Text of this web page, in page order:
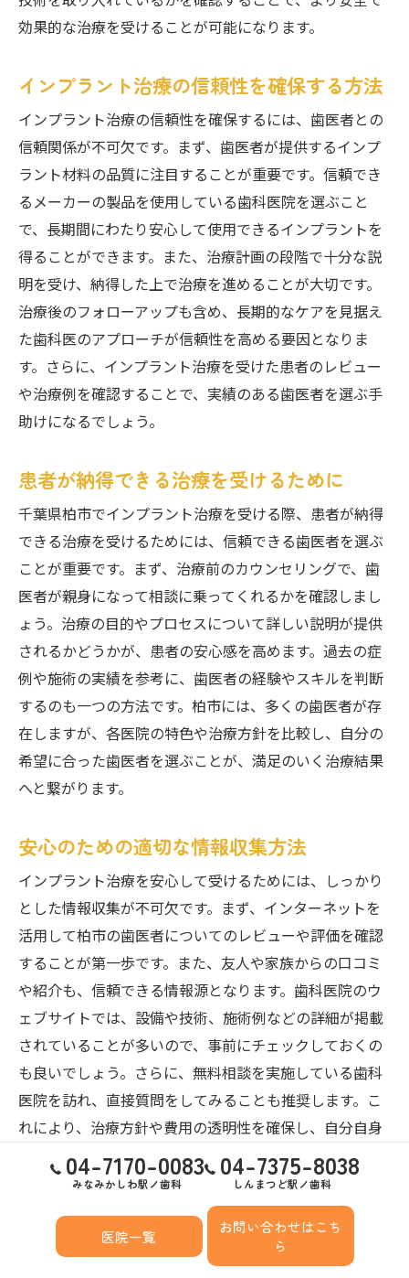
効果的な治療を受けることが可能になります。
インプラント治療の信頼性を確保する方法
インプラント治療の信頼性を確保するには、歯医者との
信頼関係が不可欠です。まず、歯医者が提供するインプ
ラント材料の品質に注目することが重要です。信頼でき
るメーカーの製品を使用している歯科医院を選ぶこと
で、長期間にわたり安心して使用できるインプラントを
得ることができます。また、治療計画の段階で十分な説
明を受け、納得した上で治療を進めることが大切です。
治療後のフォローアップも含め、長期的なケアを見据え
た歯科医のアプローチが信頼性を高める要因となりま
す。さらに、インプラント治療を受けた患者のレビュー
や治療例を確認することで、実績のある歯医者を選ぶ手
助けになるでしょう。
患者が納得できる治療を受けるために
千葉県柏市でインプラント治療を受ける際、患者が納得
できる治療を受けるためには、信頼できる歯医者を選ぶ
ことが重要です。まず、治療前のカウンセリングで、歯
医者が親身になって相談に乗ってくれるかを確認しまし
ょう。治療の目的やプロセスについて詳しい説明が提供
されるかどうかが、患者の安心感を高めます。過去の症
例や施術の実績を参考に、歯医者の経験やスキルを判断
するのも一つの方法です。柏市には、多くの歯医者が存
在しますが、各医院の特色や治療方針を比較し、自分の
希望に合った歯医者を選ぶことが、満足のいく治療結果
へと繋がります。
安心のための適切な情報収集方法
インプラント治療を安心して受けるためには、しっかり
とした情報収集が不可欠です。まず、インターネットを
活用して柏市の歯医者についてのレビューや評価を確認
することが第一歩です。また、友人や家族からの口コミ
や紹介も、信頼できる情報源となります。歯科医院のウ
ェブサイトでは、設備や技術、施術例などの詳細が掲載
されていることが多いので、事前にチェックしておくの
も良いでしょう。さらに、無料相談を実施している歯科
医院を訪れ、直接質問をしてみることも推奨します。こ
れにより、治療方針や費用の透明性を確保し、自分自身
の納得感を高めることが可能です。
柏市の歯医者の選び方のポイント
柏市でインプラント治療を受ける際の歯医者選びは、成
04-7170-0083
みなみかしわ駅ノ歯科
04-7375-8038
しんまつど駅ノ歯科
医院一覧
お問い合わせはこち
ら